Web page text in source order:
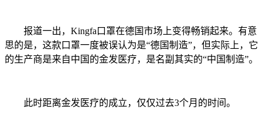
报道一出，Kingfa口罩在德国市场上变得畅销起来。有意
思的是，这款口罩一度被误认为是“德国制造”，但实际上，它
的生产商是来自中国的金发医疗，是名副其实的“中国制造”。
此时距离金发医疗的成立，仅仅过去3个月的时间。